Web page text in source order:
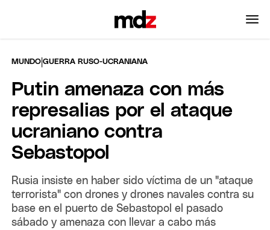
MUNDO |GUERRA RUSO-UCRANIANA
Putin amenaza con más
represalias por el ataque
ucraniano contra
Sebastopol
Rusia insiste en haber sido víctima de un "ataque
terrorista" con drones y drones navales contra su
base en el puerto de Sebastopol el pasado
sábado y amenaza con llevar a cabo más